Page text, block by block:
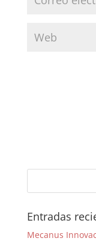
Entradas
Mecanus